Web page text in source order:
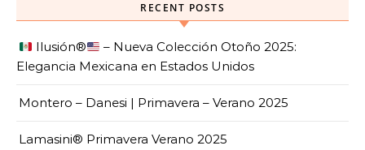
RECENT POSTS
Ilusión®️
– Nueva Colección Otoño 2025:
Elegancia Mexicana en Estados Unidos
Montero – Danesi | Primavera – Verano 2025
Lamasini® Primavera Verano 2025